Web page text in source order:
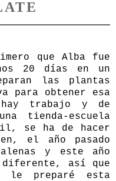
que Alba fue
20 días en un
las plantas
para obtener esa
trabajo y de
tienda-escuela
se ha de hacer
el año pasado
y este año
así que
preparé esta